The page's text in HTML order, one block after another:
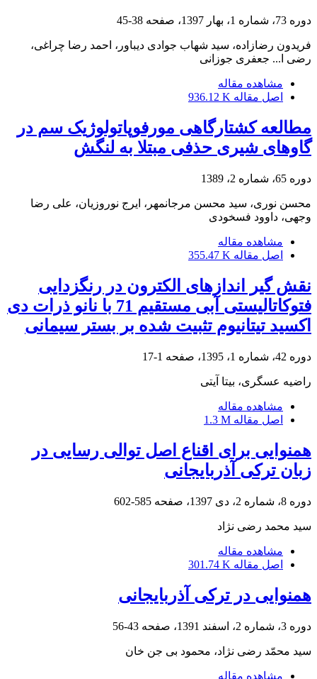
دوره 73، شماره 1، بهار 1397، صفحه 38-45
فریدون رضازاده، سید شهاب جوادی دیباور، احمد رضا چراغی،
رضی ا... جعفری جوزانی
مشاهده مقاله
اصل مقاله 936.12 K
مطالعه کشتارگا‌هی مورفوپاتولوژیک سم در
گاوهای شیری حذفی مبتلا به لنگش
دوره 65، شماره 2، 1389
محسن نوری، سید محسن مرجانمهر، ایرج نوروزیان، علی رضا
وجهی، داوود فسخودی
مشاهده مقاله
اصل مقاله 355.47 K
نقش گیر اندازهای الکترون در رنگزدایی
فتوکاتالیستی آبی مستقیم 71 با نانو ذرات دی
اکسید تیتانیوم تثبیت شده بر بستر سیمانی
دوره 42، شماره 1، 1395، صفحه 1-17
راضیه عسگری، بیتا آیتی
مشاهده مقاله
اصل مقاله 1.3 M
همنوایی برای اقناع اصل توالی رسایی در
زبان ترکی آذربایجانی
دوره 8، شماره 2، دی 1397، صفحه 585-602
سید محمد رضی نژاد
مشاهده مقاله
اصل مقاله 301.74 K
همنوایی در ترکی آذربایجانی
دوره 3، شماره 2، اسفند 1391، صفحه 43-56
سید محمّد رضی نژاد، محمود بی جن خان
مشاهده مقاله